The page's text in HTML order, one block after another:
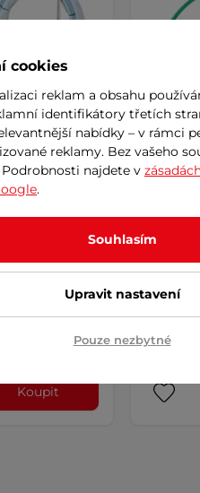
117,5 cm
s
a 15 masážními
-22%
Koupit
Skvělá
kondice a
od 79 Kč
cookies
reklam a obsahu
identifikátory třetích
nabídky – v rámci
reklamy. Bez vašeho
Podrobnosti najdete v
.
Souhlasím
Upravit nastavení
Pouze nezbytné